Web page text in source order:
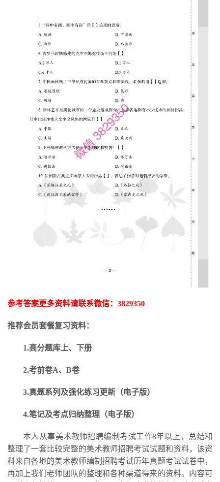
参考答案更多资料请联系微信： 3829350
推荐会员套餐复习资料：
1.高分题库上、下册
2.考前卷A、B卷
3.真题系列及强化练习更新 （电子版）
4.笔记及考点归纳整理（电子版）
本人从事美术教师招聘编制考试工作8年以上，总结和
整理了一套比较完整的美术教师招聘考试试题和资料，该资
料来自各地的美术教师编制招聘考试历年真题考试试卷中，
再加上我们老师团队的整理和各种渠道得来的资料。内容可